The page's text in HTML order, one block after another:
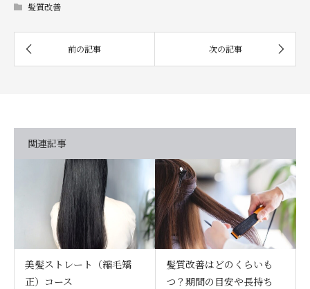
髪質改善
関連記事
美髪ストレート（縮毛矯
正）コース
髪質改善はどのくらいも
つ？期間の目安や長持ち